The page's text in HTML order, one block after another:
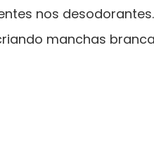
nos
manchas